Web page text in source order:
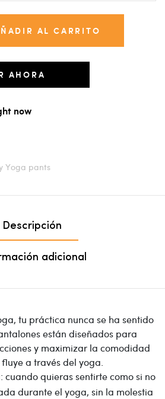
AL CARRITO
AHORA
now
Yoga pants
Descripción
adicional
tu práctica nunca se ha sentido
están diseñados para
y maximizar la comodidad
a través del yoga.
: cuando quieras sentirte como si no
durante el yoga, sin la molestia